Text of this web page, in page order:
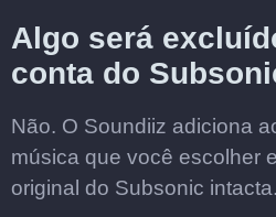
Algo será
conta do
Não. O Soundiiz adiciona
música que você escolher
original do Subsonic intacta.